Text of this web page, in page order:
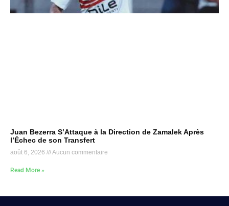
Juan Bezerra S’Attaque à la Direction de Zamalek Après
l’Échec de son Transfert
août 6, 2026 Aucun commentaire
Read More »